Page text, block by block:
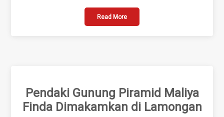
Read More
Pendaki Gunung Piramid Maliya
Finda Dimakamkan di Lamongan